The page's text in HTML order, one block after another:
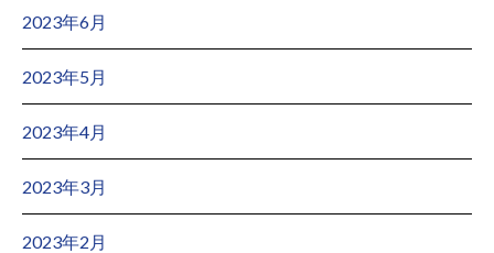
2023年6月
2023年5月
2023年4月
2023年3月
2023年2月